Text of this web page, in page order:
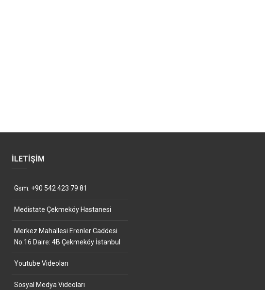
İLETIŞIM
Gsm: +90 542 423 79 81
Medistate Çekmeköy Hastanesi
Merkez Mahallesi Erenler Caddesi
No:16 Daire: 4B Çekmeköy İstanbul
Youtube Videoları
Sosyal Medya Videoları